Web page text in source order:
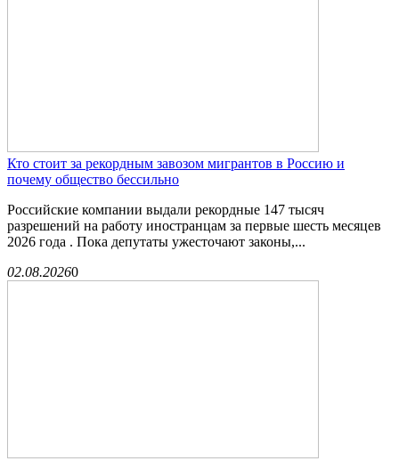
Кто стоит за рекордным завозом мигрантов в Россию и
почему общество бессильно
Российские компании выдали рекордные 147 тысяч
разрешений на работу иностранцам за первые шесть месяцев
2026 года . Пока депутаты ужесточают законы,...
02.08.20260